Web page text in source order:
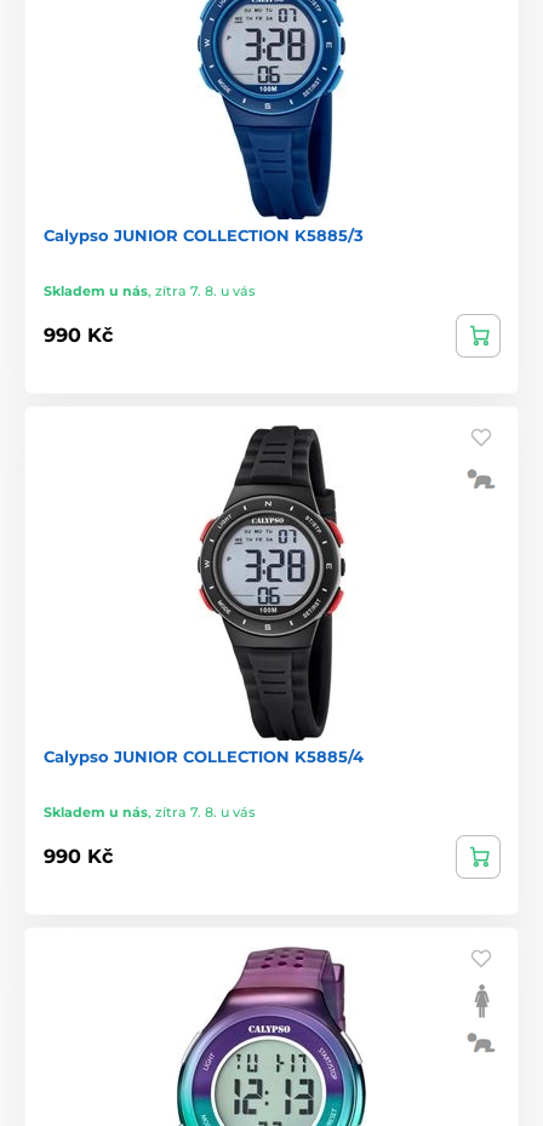
Calypso JUNIOR COLLECTION K5885/3
Skladem u nás, zítra 7. 8. u vás
990 Kč
Calypso JUNIOR COLLECTION K5885/4
Skladem u nás, zítra 7. 8. u vás
990 Kč